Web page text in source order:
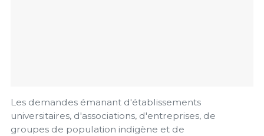
Les demandes émanant d'établissements
universitaires, d'associations, d'entreprises, de
groupes de population indigène et de